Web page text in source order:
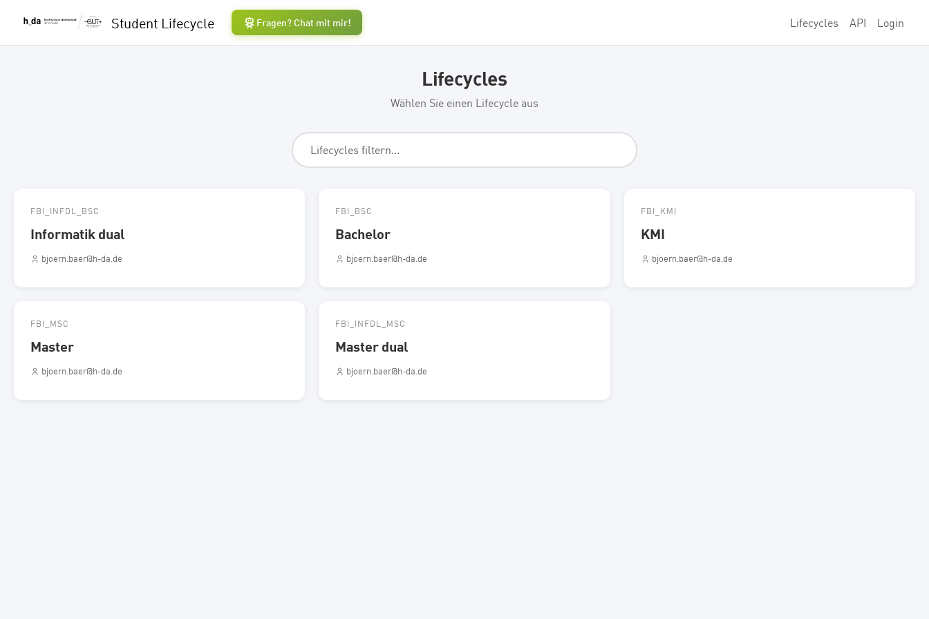
Student Lifecycle Fragen? Chat mit mir! Lifecycles API Login
Lifecycles
Wählen Sie einen Lifecycle aus
FBI_INFDL_BSC
Informatik dual
bjoern.baer@h-da.de
FBI_BSC
Bachelor
bjoern.baer@h-da.de
FBI_KMI
KMI
bjoern.baer@h-da.de
FBI_MSC
Master
bjoern.baer@h-da.de
FBI_INFDL_MSC
Master dual
bjoern.baer@h-da.de